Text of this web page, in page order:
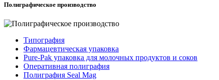
Полиграфическое производство
Типография
Фармацевтическая упаковка
Pure-Pak упаковка для молочных продуктов и соков
Оперативная полиграфия
Полиграфия Seal Mag